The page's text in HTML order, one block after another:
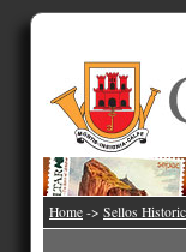
Home -> Sellos